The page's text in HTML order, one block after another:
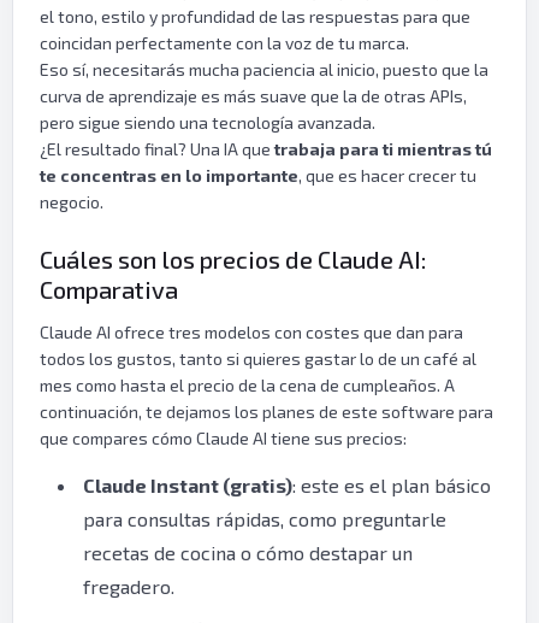
el tono, estilo y profundidad de las respuestas para que
coincidan perfectamente con la voz de tu marca.
Eso sí, necesitarás mucha paciencia al inicio, puesto que la
curva de aprendizaje es más suave que la de otras APIs,
pero sigue siendo una tecnología avanzada.
¿El resultado final? Una IA quetrabaja para ti mientras tú
te concentras en lo importante, que es hacer crecer tu
negocio.
Cuáles son los precios de Claude AI:
Comparativa
Claude AI ofrece tres modelos con costes que dan para
todos los gustos, tanto si quieres gastar lo de un café al
mes como hasta el precio de la cena de cumpleaños. A
continuación, te dejamos los planes de este software para
que compares cómo Claude AI tiene sus precios:
Claude Instant (gratis): este es el plan básico
para consultas rápidas, como preguntarle
recetas de cocina o cómo destapar un
fregadero.